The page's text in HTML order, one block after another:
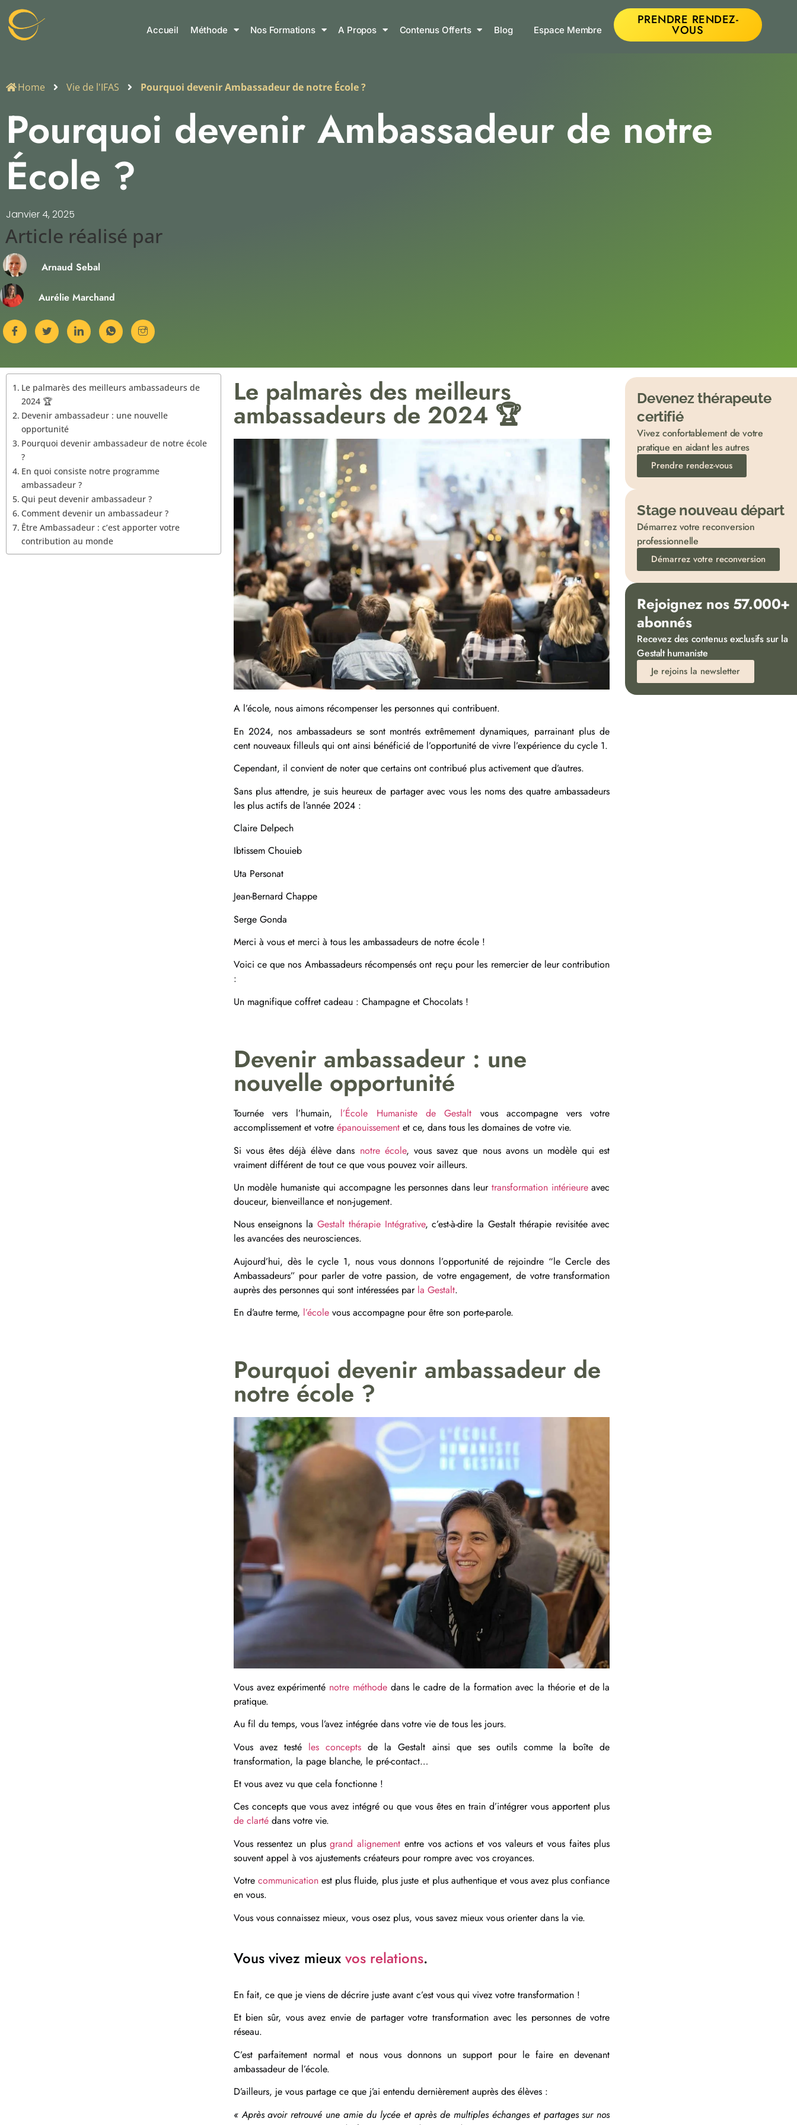
Accueil Méthode Nos Formations A Propos Contenus Offerts Blog Espace Membre
PRENDRE RENDEZ-
VOUS
Home Vie de l'IFAS Pourquoi devenir Ambassadeur​ de notre École ?
Pourquoi devenir Ambassadeur​ de notre
École ?
Janvier 4, 2025
Article réalisé par​
Arnaud Sebal
Aurélie Marchand
Le palmarès des meilleurs ambassadeurs de
2024 🏆
Devenir ambassadeur : une nouvelle
opportunité
Pourquoi devenir ambassadeur de notre école
?
En quoi consiste notre programme
ambassadeur ?
Qui peut devenir ambassadeur ?
Comment devenir un ambassadeur ?
Être Ambassadeur : c’est apporter votre
contribution au monde
Le palmarès des meilleurs
ambassadeurs de 2024 🏆
A l’école, nous aimons récompenser les personnes qui contribuent.
En 2024, nos ambassadeurs se sont montrés extrêmement dynamiques, parrainant plus de
cent nouveaux filleuls qui ont ainsi bénéficié de l’opportunité de vivre l’expérience du cycle 1.
Cependant, il convient de noter que certains ont contribué plus activement que d’autres.
Sans plus attendre, je suis heureux de partager avec vous les noms des quatre ambassadeurs
les plus actifs de l’année 2024 :
Claire Delpech
Ibtissem Chouieb
Uta Personat
Jean-Bernard Chappe
Serge Gonda
Merci à vous et merci à tous les ambassadeurs de notre école !
Voici ce que nos Ambassadeurs récompensés ont reçu pour les remercier de leur contribution
:
Un magnifique coffret cadeau : Champagne et Chocolats !
Devenir ambassadeur : une
nouvelle opportunité
Tournée vers l’humain, l’École Humaniste de Gestalt vous accompagne vers votre
accomplissement et votre épanouissementet ce, dans tous les domaines de votre vie.
Si vous êtes déjà élève dans notre école, vous savez que nous avons un modèle qui est
vraiment différent de tout ce que vous pouvez voir ailleurs.
Un modèle humaniste qui accompagne les personnes dans leur transformation intérieureavec
douceur, bienveillance et non-jugement.
Nous enseignons la Gestalt thérapie Intégrative, c’est-à-dire la Gestalt thérapie revisitée avec
les avancées des neurosciences.
Aujourd’hui, dès le cycle 1, nous vous donnons l’opportunité de rejoindre “le Cercle des
Ambassadeurs” pour parler de votre passion, de votre engagement, de votre transformation
auprès des personnes qui sont intéressées par la Gestalt.
En d’autre terme, l’école vous accompagne pour être son porte-parole.
Pourquoi devenir ambassadeur de
notre école ?
Vous avez expérimenté notre méthode dans le cadre de la formation avec la théorie et de la
pratique.
Au fil du temps, vous l’avez intégrée dans votre vie de tous les jours.
Vous avez testé les concepts de la Gestalt ainsi que ses outils comme la boîte de
transformation, la page blanche, le pré-contact…
Et vous avez vu que cela fonctionne !
Ces concepts que vous avez intégré ou que vous êtes en train d’intégrer vous apportent plus
de clartédans votre vie.
Vous ressentez un plusgrand alignement entre vos actions et vos valeurs et vous faites plus
souvent appel à vos ajustements créateurs pour rompre avec vos croyances.
Votre communicationest plus fluide, plus juste et plus authentique et vous avez plus confiance
en vous.
Vous vous connaissez mieux, vous osez plus, vous savez mieux vous orienter dans la vie.
Vous vivez mieux vos relations.
En fait, ce que je viens de décrire juste avant c’est vous qui vivez votre transformation !
Et bien sûr, vous avez envie de partager votre transformation avec les personnes de votre
réseau.
C’est parfaitement normal et nous vous donnons un support pour le faire en devenant
ambassadeur de l’école.
D’ailleurs, je vous partage ce que j’ai entendu dernièrement auprès des élèves :
« Après avoir retrouvé une amie du lycée et après de multiples échanges et partages sur nos
Devenez thérapeute
certifié
Vivez confortablement de votre
pratique en aidant les autres
Prendre rendez-vous
Stage nouveau départ
Démarrez votre reconversion
professionnelle
Démarrez votre reconversion
Rejoignez nos 57.000+
abonnés
Recevez des contenus exclusifs sur la
Gestalt humaniste
Je rejoins la newsletter